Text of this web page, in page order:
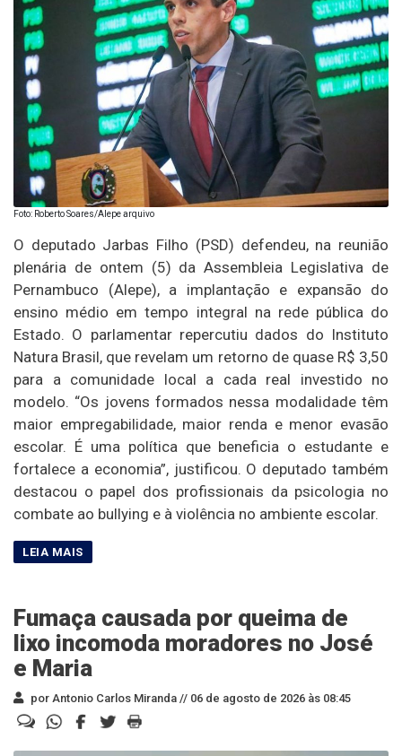
Foto: Roberto Soares/Alepe arquivo
O deputado Jarbas Filho (PSD) defendeu, na reunião
plenária de ontem (5) da Assembleia Legislativa de
Pernambuco (Alepe), a implantação e expansão do
ensino médio em tempo integral na rede pública do
Estado. O parlamentar repercutiu dados do Instituto
Natura Brasil, que revelam um retorno de quase R$ 3,50
para a comunidade local a cada real investido no
modelo. “Os jovens formados nessa modalidade têm
maior empregabilidade, maior renda e menor evasão
escolar. É uma política que beneficia o estudante e
fortalece a economia”, justificou. O deputado também
destacou o papel dos profissionais da psicologia no
combate ao bullying e à violência no ambiente escolar.
Fumaça causada por queima de
lixo incomoda moradores no José
e Maria
por Antonio Carlos Miranda // 06 de agosto de 2026 às 08:45